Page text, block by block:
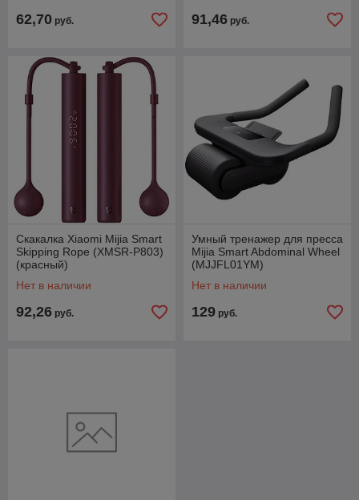
62,70 руб. 91,46 руб.
Скакалка Xiaomi Mijia Smart
Skipping Rope (XMSR-P803)
(красный)
Нет в наличии
92,26 руб.
Умный тренажер для пресса
Mijia Smart Abdominal Wheel
(MJJFL01YM)
Нет в наличии
129 руб.